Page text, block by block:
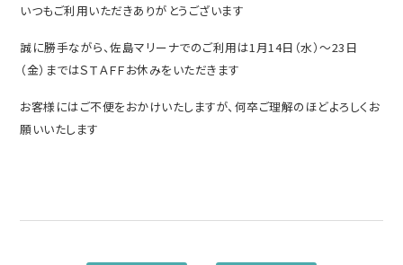
いつもご利用いただきありがとうございます
誠に勝手ながら、佐島マリーナでのご利用は1月14日（水）～23日
（金）まではＳＴＡＦＦお休みをいただきます
お客様にはご不便をおかけいたしますが、何卒ご理解のほどよろしくお
願いいたします